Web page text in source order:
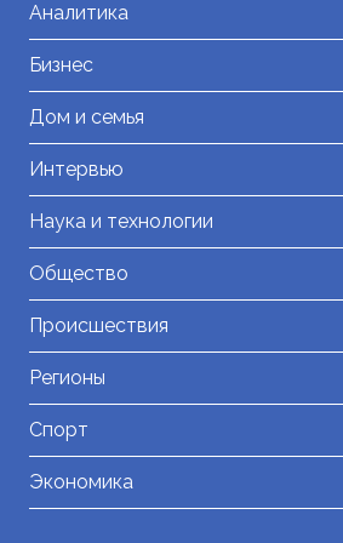
Аналитика
Бизнес
Дом и семья
Интервью
Наука и технологии
Общество
Происшествия
Регионы
Спорт
Экономика